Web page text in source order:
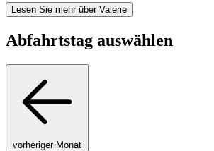
Lesen Sie mehr über Valerie
Abfahrtstag auswählen
vorheriger Monat